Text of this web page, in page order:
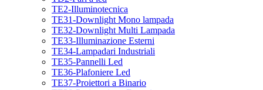
TE2-Illuminotecnica
TE31-Downlight Mono lampada
TE32-Downlight Multi Lampada
TE33-Illuminazione Esterni
TE34-Lampadari Industriali
TE35-Pannelli Led
TE36-Plafoniere Led
TE37-Proiettori a Binario